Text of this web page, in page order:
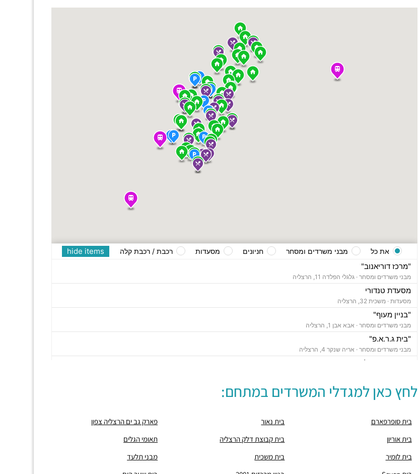
"מרכז דוריאנוב"
מבני משרדים ומסחר · גלגלי הפלדה 11, הרצליה
מסעדת טנדורי
מסעדות · משכית 32, הרצליה
"בניין מעוף"
מבני משרדים ומסחר · אבא אבן 1, הרצליה
"בית ג.ר.א.פ"
מבני משרדים ומסחר · אריה שנקר 4, הרצליה
"בית מור הרצליה"
תחנת רכבת הרצליה
רכבת / רכבת קלה · בן ציון מיכאלי 1, הרצליה
חניונים ·יד חרוצים 7, הרצליה
חניון אקרשטיין
חניון גלגלי הפלדה
גלגלי הפלדה 11, הרצליה
hide items את כל מבני משרדים ומסחר חניונים מסעדות רכבת / רכבת קלה
לחץ כאן למגדלי המשרדים במתחם:
בית סופרפארם בית נאור
פארק גב ים הרצליה צפון
בית אוריון
בית קבוצת דלק הרצליה
תאומי הגלים
בית לומיר
בית משכית
מבני תלעד